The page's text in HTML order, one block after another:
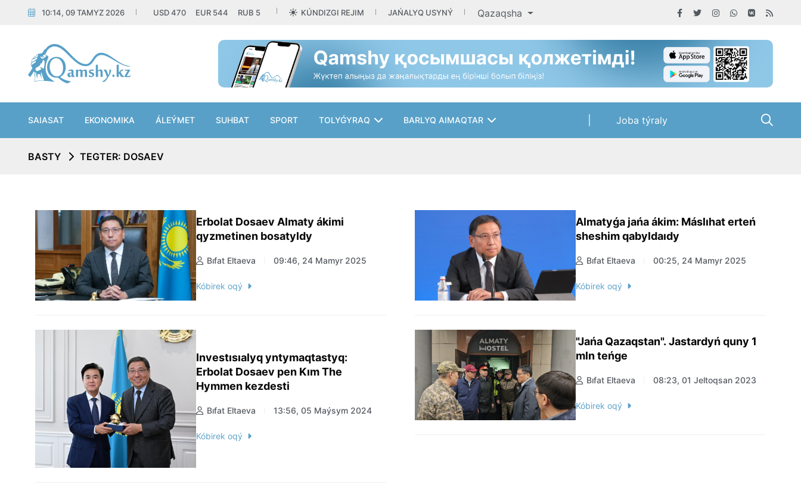
10:14, 09 TAMYZ 2026 USD470 EUR 544 RUB 5 KÚNDIZGI REJIM JAŃALYQ USYNÝ Qazaqsha
SAIASAT EKONOMIKA ÁLEÝMET SUHBAT SPORT TOLYǴYRAQ BARLYQ AIMAQTAR Joba týraly
BASTY TEGTER: DOSAEV
Erbolat Dosaev Almaty ákimi
qyzmetinen bosatyldy
Bıfat Eltaeva 09:46, 24 Mamyr 2025
Kóbirek oqý
Almatyǵa jańa ákim: Máslıhat erteń
sheshim qabyldaıdy
Bıfat Eltaeva 00:25, 24 Mamyr 2025
Kóbirek oqý
Investısıalyq yntymaqtastyq:
Erbolat Dosaev pen Kım The
Hymmen kezdesti
Bıfat Eltaeva 13:56, 05 Maýsym 2024
Kóbirek oqý
"Jańa Qazaqstan". Jastardyń quny 1
mln teńge
Bıfat Eltaeva 08:23, 01 Jeltoqsan 2023
Kóbirek oqý